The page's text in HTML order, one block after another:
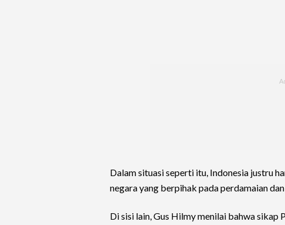
Dalam situasi seperti itu, Indonesia justru
negara yang berpihak pada perdamaian
Di sisi lain, Gus Hilmy menilai bahwa